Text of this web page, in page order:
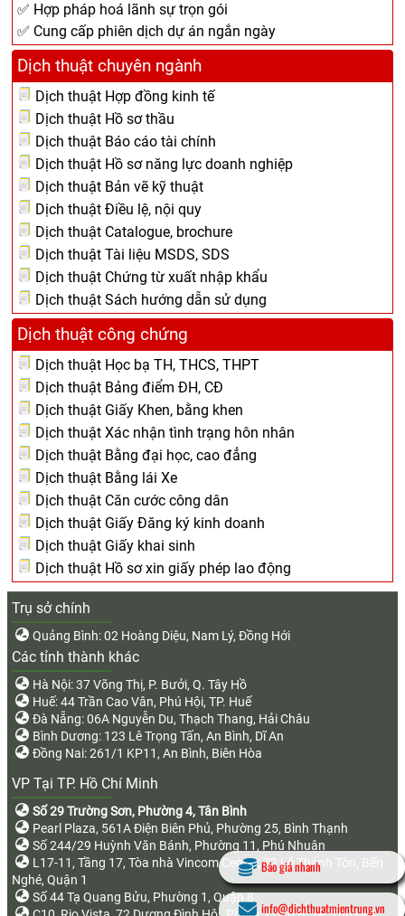
✅ Hợp pháp hoá lãnh sự trọn gói
✅ Cung cấp phiên dịch dự án ngắn ngày
Dịch thuật chuyên ngành
Dịch thuật Hợp đồng kinh tế
Dịch thuật Hồ sơ thầu
Dịch thuật Báo cáo tài chính
Dịch thuật Hồ sơ năng lực doanh nghiệp
Dịch thuật Bản vẽ kỹ thuật
Dịch thuật Điều lệ, nội quy
Dịch thuật Catalogue, brochure
Dịch thuật Tài liệu MSDS, SDS
Dịch thuật Chứng từ xuất nhập khẩu
Dịch thuật Sách hướng dẫn sử dụng
Dịch thuật công chứng
Dịch thuật Học bạ TH, THCS, THPT
Dịch thuật Bảng điểm ĐH, CĐ
Dịch thuật Giấy Khen, bằng khen
Dịch thuật Xác nhận tình trạng hôn nhân
Dịch thuật Bằng đại học, cao đẳng
Dịch thuật Bằng lái Xe
Dịch thuật Căn cước công dân
Dịch thuật Giấy Đăng ký kinh doanh
Dịch thuật Giấy khai sinh
Dịch thuật Hồ sơ xin giấy phép lao động
Trụ sở chính
Quảng Bình: 02 Hoàng Diệu, Nam Lý, Đồng Hới
Các tỉnh thành khác
Hà Nội: 37 Võng Thị, P. Bưởi, Q. Tây Hồ
Huế: 44 Trần Cao Vân, Phú Hội, TP. Huế
Đà Nẵng: 06A Nguyễn Du, Thạch Thang, Hải Châu
Bình Dương: 123 Lê Trọng Tấn, An Bình, Dĩ An
Đồng Nai: 261/1 KP11, An Bình, Biên Hòa
VP Tại TP. Hồ Chí Minh
Số 29 Trường Sơn, Phường 4, Tân Bình
Pearl Plaza, 561A Điện Biên Phủ, Phường 25, Bình Thạnh
Số 244/29 Huỳnh Văn Bánh, Phường 11, Phú Nhuận
L17-11, Tầng 17, Tòa nhà Vincom Center, 72 Lê Thánh Tôn, Bến
Nghé, Quận 1
Số 44 Tạ Quang Bửu, Phường 1, Quận 8
Báo giá nhanh
info@dichthuatmientrung.vn